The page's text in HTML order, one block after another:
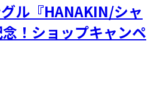
ル『HANAKIN/シャ
！ショップキャンペ